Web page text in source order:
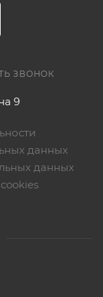
ЗВОНОК
9
данных
данных